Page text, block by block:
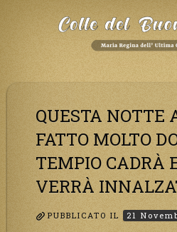
QUESTA NOTTE
FATTO MOLTO
TEMPIO CADRÀ
VERRÀ
PUBBLICATO IL 21